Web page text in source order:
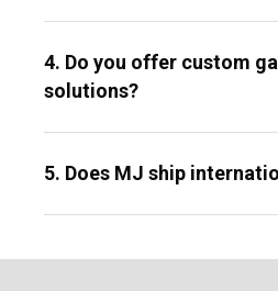
4. Do you offer custom
solutions?
5. Does MJ ship